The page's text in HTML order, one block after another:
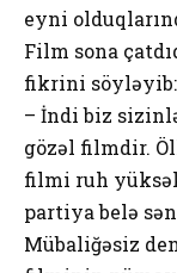
eyni
Film sona
fikrini söyləyib:
– İndi biz
gözəl filmdir.
filmi ruh
partiya belə
Mübaliğəsiz